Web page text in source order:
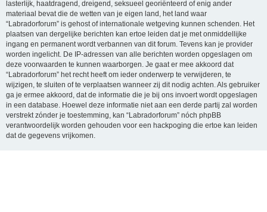
lasterlijk, haatdragend, dreigend, seksueel georiënteerd of enig ander
materiaal bevat die de wetten van je eigen land, het land waar
“Labradorforum” is gehost of internationale wetgeving kunnen schenden. Het
plaatsen van dergelijke berichten kan ertoe leiden dat je met onmiddellijke
ingang en permanent wordt verbannen van dit forum. Tevens kan je provider
worden ingelicht. De IP-adressen van alle berichten worden opgeslagen om
deze voorwaarden te kunnen waarborgen. Je gaat er mee akkoord dat
“Labradorforum” het recht heeft om ieder onderwerp te verwijderen, te
wijzigen, te sluiten of te verplaatsen wanneer zij dit nodig achten. Als gebruiker
ga je ermee akkoord, dat de informatie die je bij ons invoert wordt opgeslagen
in een database. Hoewel deze informatie niet aan een derde partij zal worden
verstrekt zónder je toestemming, kan “Labradorforum” nóch phpBB
verantwoordelijk worden gehouden voor een hackpoging die ertoe kan leiden
dat de gegevens vrijkomen.